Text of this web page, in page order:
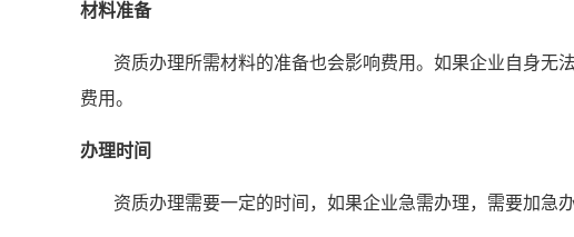
材料准备
资质办理所需材料的准备也会影响费用。如果企业自身无
费用。
办理时间
资质办理需要一定的时间，如果企业急需办理，需要加急